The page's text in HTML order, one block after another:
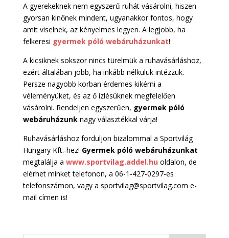
A gyerekeknek nem egyszerű ruhát vásárolni, hiszen
gyorsan kinőnek mindent, ugyanakkor fontos, hogy
amit viselnek, az kényelmes legyen. A legjobb, ha
felkeresi gyermek póló webáruházunkat!
A kicsiknek sokszor nincs türelmük a ruhavásárláshoz,
ezért általában jobb, ha inkább nélkülük intézzük.
Persze nagyobb korban érdemes kikérni a
véleményüket, és az ő ízlésüknek megfelelően
vásárolni. Rendeljen egyszerűen, gyermek póló
webáruházunknagy választékkal várja!
Ruhavásárláshoz forduljon bizalommal a Sportvilág
Hungary Kft.-hez! Gyermek póló webáruházunkat
megtalálja a www.sportvilag.addel.hu oldalon, de
elérhet minket telefonon, a 06-1-427-0297-es
telefonszámon, vagy a sportvilag@sportvilag.com e-
mail címen is!